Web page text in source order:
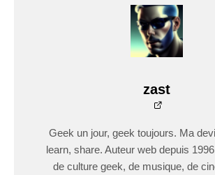
zast
Geek un jour, geek toujours. Ma
learn, share. Auteur web depuis
de culture geek, de musique, de